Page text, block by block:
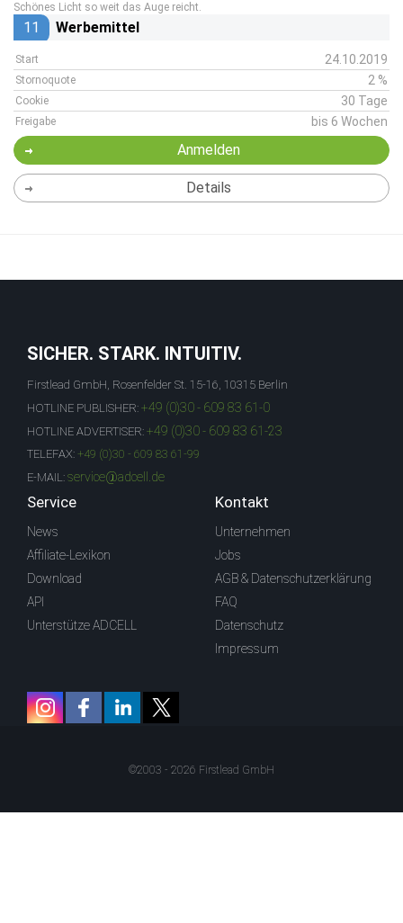
Schönes Licht so weit das Auge reicht.
11 Werbemittel
Start 24.10.2019
Stornoquote 2 %
Cookie 30 Tage
Freigabe bis 6 Wochen
Anmelden
Details
SICHER. STARK. INTUITIV.
Firstlead GmbH, Rosenfelder St. 15-16, 10315 Berlin
HOTLINE PUBLISHER: +49 (0)30 - 609 83 61-0
HOTLINE ADVERTISER: +49 (0)30 - 609 83 61-23
TELEFAX: +49 (0)30 - 609 83 61-99
E-MAIL: service@adcell.de
Service
News
Affiliate-Lexikon
Download
API
Unterstütze ADCELL
Kontakt
Unternehmen
Jobs
AGB & Datenschutzerklärung
FAQ
Datenschutz
Impressum
©2003 - 2026 Firstlead GmbH